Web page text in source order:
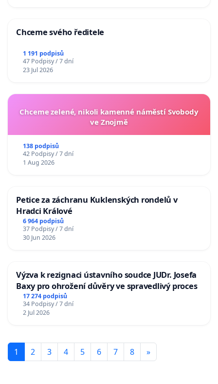
Chceme svého ředitele
1 191 podpisů
47 Podpisy / 7 dní
23 Jul 2026
Chceme zelené, nikoli kamenné náměstí Svobody
ve Znojmě
138 podpisů
42 Podpisy / 7 dní
1 Aug 2026
Petice za záchranu Kuklenských rondelů v
Hradci Králové
6 964 podpisů
37 Podpisy / 7 dní
30 Jun 2026
Výzva k rezignaci ústavního soudce JUDr. Josefa
Baxy pro ohrožení důvěry ve spravedlivý proces
17 274 podpisů
34 Podpisy / 7 dní
2 Jul 2026
1 2 3 4 5 6 7 8 »